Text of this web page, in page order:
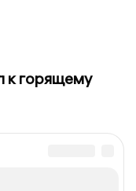
к горящему